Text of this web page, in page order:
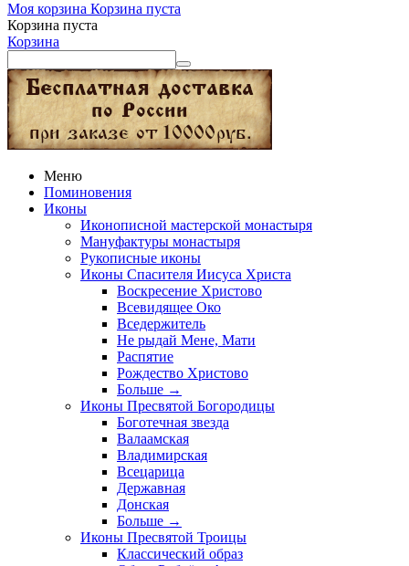
Моя корзина Корзина пуста
Корзина пуста
Корзина
Меню
Поминовения
Иконы
Иконописной мастерской монастыря
Мануфактуры монастыря
Рукописные иконы
Иконы Спасителя Иисуса Христа
Воскресение Христово
Всевидящее Око
Вседержитель
Не рыдай Мене, Мати
Распятие
Рождество Христово
Больше →
Иконы Пресвятой Богородицы
Боготечная звезда
Валаамская
Владимирская
Всецарица
Державная
Донская
Больше →
Иконы Пресвятой Троицы
Классический образ